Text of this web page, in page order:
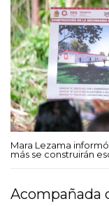
Mara Lezama
más se construirán
Acompañada